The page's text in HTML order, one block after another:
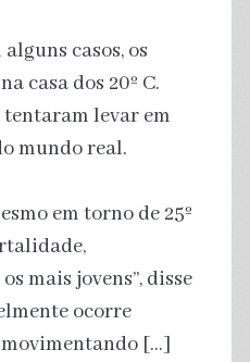
casos, os
casa dos 20º C.
tentaram levar em
mundo real.
em torno de 25º
mais jovens”, disse
ocorre
movimentando […]